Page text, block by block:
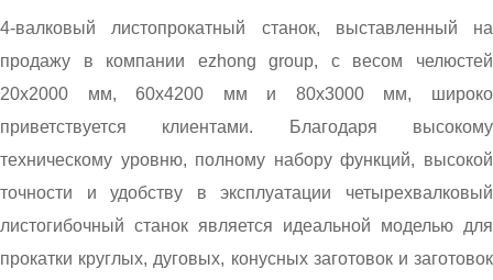
4-валковый листопрокатный станок, выставленный на
продажу в компании ezhong group, с весом челюстей
20x2000 мм, 60x4200 мм и 80x3000 мм, широко
приветствуется клиентами. Благодаря высокому
техническому уровню, полному набору функций, высокой
точности и удобству в эксплуатации четырехвалковый
листогибочный станок является идеальной моделью для
прокатки круглых, дуговых, конусных заготовок и заготовок